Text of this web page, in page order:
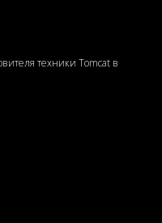
техники Tomcat в